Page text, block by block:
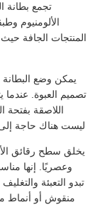
تجمع بطانة
الألومنيوم
المنتجات الجافة
يمكن وضع
تصميم العبوة.
اللاصقة بفتحة
ليست هناك حاجة إلى
يخلق سطح رقائق
وعصريًا. إنها
تبدو التعبئة
منقوش أو أنماط